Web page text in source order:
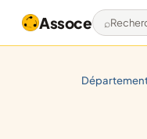
Assoce